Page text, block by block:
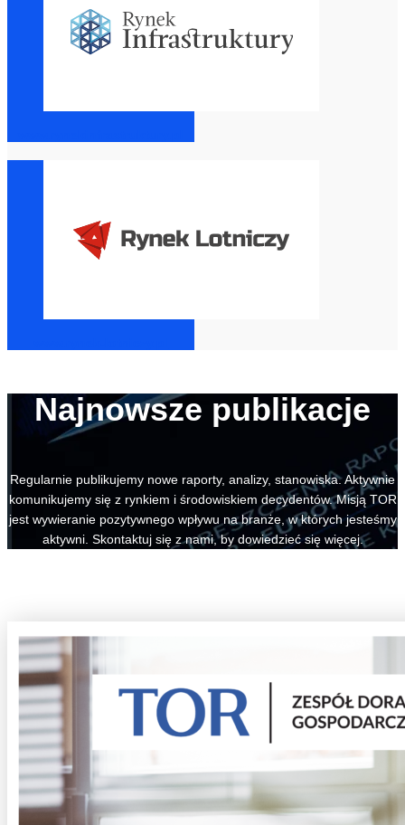
Najnowsze publikacje
Regularnie publikujemy nowe raporty, analizy, stanowiska. Aktywnie
komunikujemy się z rynkiem i środowiskiem decydentów. Misją TOR
jest wywieranie pozytywnego wpływu na branże, w których jesteśmy
aktywni. Skontaktuj się z nami, by dowiedzieć się więcej.